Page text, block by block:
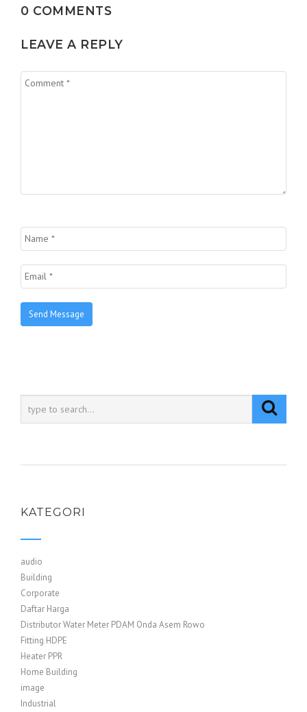
0 COMMENTS
LEAVE A REPLY
KATEGORI
audio
Building
Corporate
Daftar Harga
Distributor Water Meter PDAM Onda Asem Rowo
Fitting HDPE
Heater PPR
Home Building
image
Industrial